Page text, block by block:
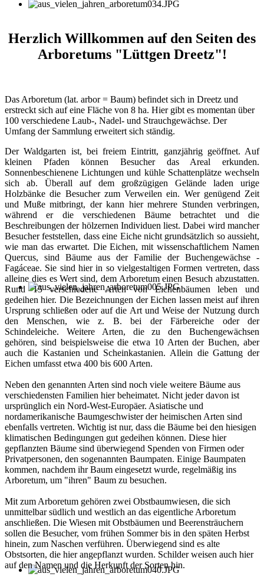
Herzlich Willkommen auf den Seiten des
Arboretums "Lüttgen Dreetz"!
Das Arboretum (lat. arbor = Baum) befindet sich in Dreetz und
erstreckt sich auf eine Fläche von 8 ha. Hier gibt es momentan über
100 verschiedene Laub-, Nadel- und Strauchgewächse. Der
Umfang der Sammlung erweitert sich ständig.
Der Waldgarten ist, bei freiem Eintritt, ganzjährig geöffnet. Auf
kleinen Pfaden können Besucher das Areal erkunden.
Sonnenbeschienene Lichtungen und kühle Schattenplätze wechseln
sich ab. Überall auf dem großzügigen Gelände laden urige
Holzbänke die Besucher zum Verweilen ein. Wer genügend Zeit
und Muße mitbringt, der kann hier mehrere Stunden verbringen,
während er die verschiedenen Bäume betrachtet und die
Beschreibungen der hölzernen Individuen liest. Dabei wird mancher
Besucher feststellen, dass eine Eiche nicht grundsätzlich so aussieht,
wie man das erwartet. Die Eichen, mit wissenschaftlichem Namen
Quercus, sind Bäume aus der Familie der Buchengewächse -
Fagáceae. Sie sind hier in so vielgestaltigen Formen vertreten, dass
alleine dies es Wert sind, dem Arboretum einen Besuch abzustatten.
Rund 15 verschiedene Arten von Eichenbäumen leben und
gedeihen hier. Die Bezeichnungen der Eichen lassen meist auf ihren
Ursprung schließen oder auf die Art und Weise der Nutzung durch
den Menschen, wie z. B. bei der Färbereiche oder der
Schindeleiche. Weitere Arten, die zu den Buchengewächsen
gehören, sind beispielsweise die etwa 10 Arten der Buchen, aber
auch die Kastanien und Scheinkastanien. Allein die Gattung der
Eichen umfasst etwa 400 bis 600 Arten.
Neben den genannten Arten sind noch viele weitere Bäume aus
verschiedensten Familien hier beheimatet. Nicht jeder davon ist
ursprünglich ein Nord-West-Europäer. Asiatische und
nordamerikanische Baumgeschwister der heimischen Arten sind
ebenfalls vertreten. Wichtig ist nur, dass die Bäume bei den hiesigen
klimatischen Bedingungen gut gedeihen können. Diese hier
gepflanzten Bäume sind überwiegend Spenden von Firmen oder
Privatpersonen, den sogenannten Baumpaten. Einige Baumpaten
kommen, nachdem ihr Baum eingesetzt wurde, regelmäßig ins
Arboretum, um "ihren" Baum zu besuchen.
Mit zum Arboretum gehören zwei Obstbaumwiesen, die sich
unmittelbar südlich und westlich an das eigentliche Arboretum
anschließen. Die Wiesen mit Obstbäumen und Beerensträuchern
sollen die Besucher, vom frühen Sommer bis in den späten Herbst
hinein, zum Naschen verführen. Überwiegend sind es alte
Obstsorten, die hier angepflanzt wurden. Schilder weisen auch hier
auf den Namen und die Herkunft der Sorten hin.